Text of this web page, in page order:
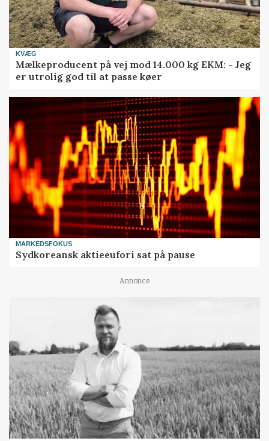
KVÆG
Mælkeproducent på vej mod 14.000 kg EKM: - Jeg
er utrolig god til at passe køer
MARKEDSFOKUS
Sydkoreansk aktieeufori sat på pause
Annonce